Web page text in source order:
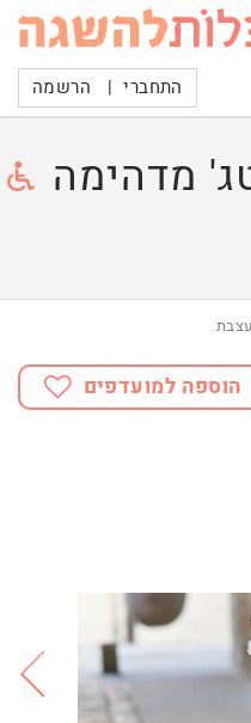
התחברי | הרשמה
מדהימה
הוספה למועדפים